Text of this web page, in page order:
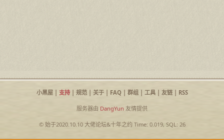
小黑屋| 支持| 规范| 关于| FAQ| 群组| 工具| 友链| RSS
服务器由 DangYun 友情提供
© 始于2020.10.10 大佬论坛&十年之约Time: 0.019, SQL: 26